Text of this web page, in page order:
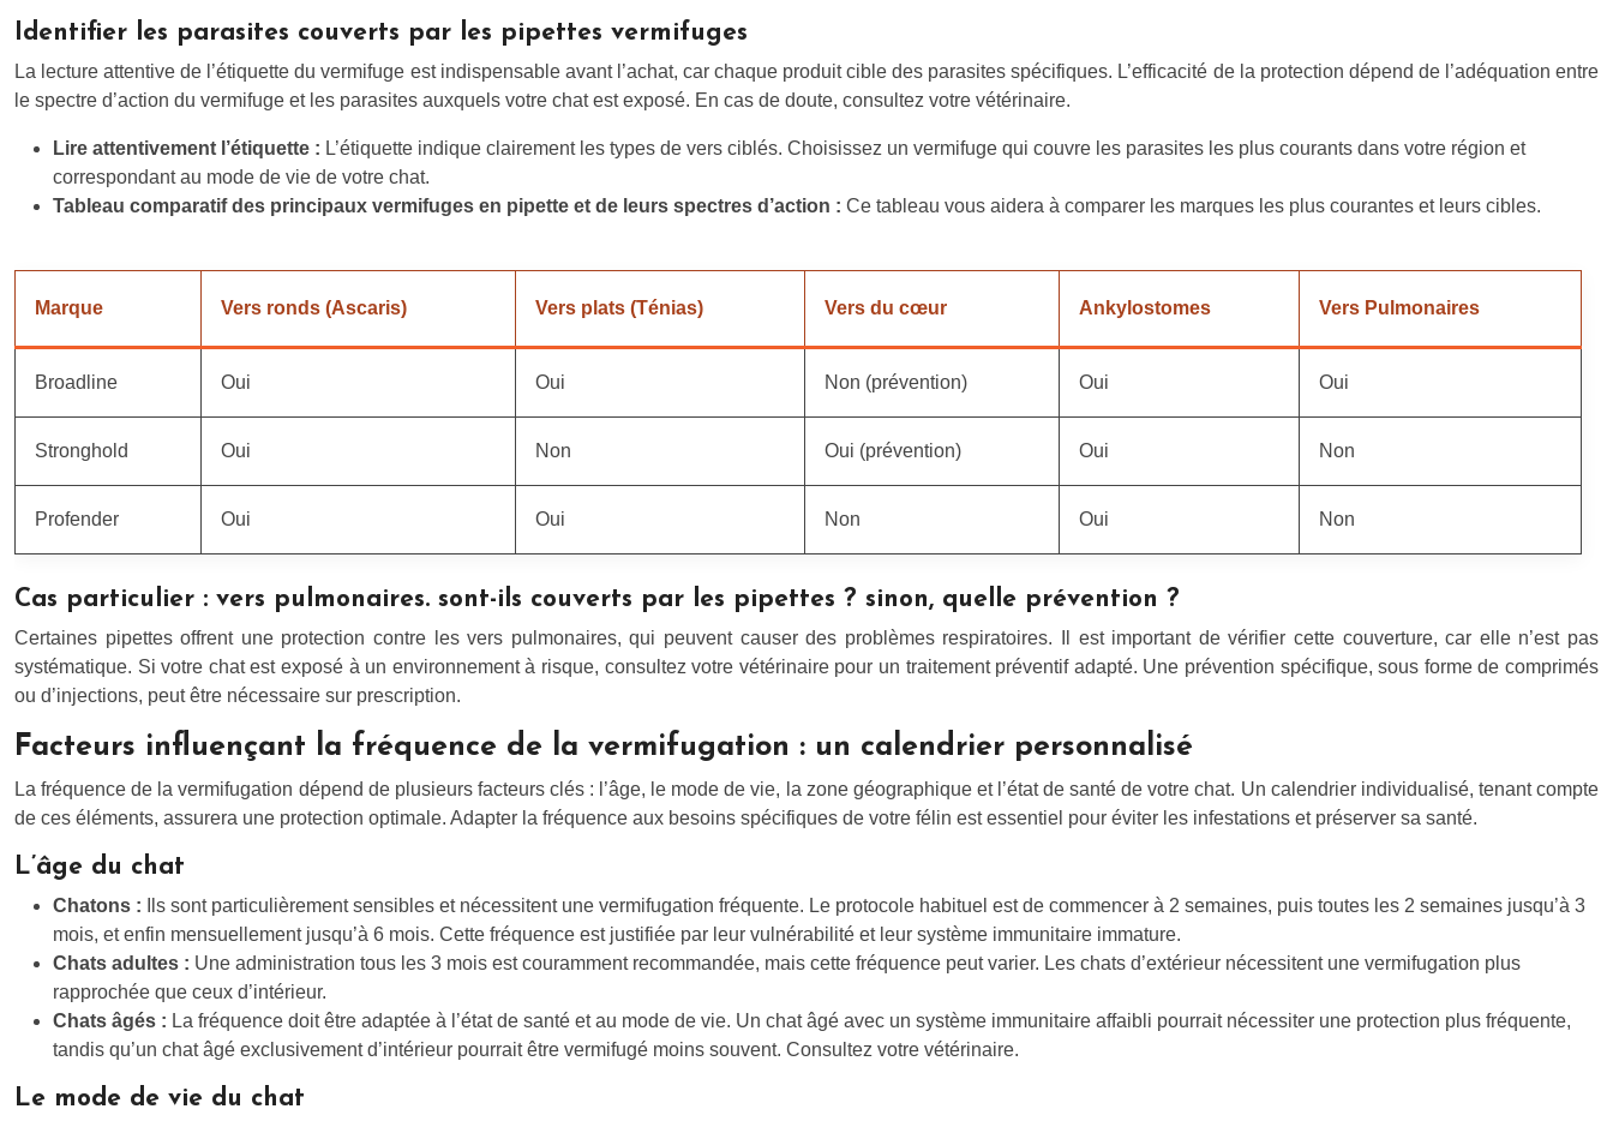
Identifier les parasites couverts par les pipettes vermifuges
La lecture attentive de l’étiquette du vermifuge est indispensable avant l’achat, car chaque produit cible des parasites spécifiques. L’efficacité de la protection dépend de l’adéquation entre
le spectre d’action du vermifuge et les parasites auxquels votre chat est exposé. En cas de doute, consultez votre vétérinaire.
Lire attentivement l’étiquette : L’étiquette indique clairement les types de vers ciblés. Choisissez un vermifuge qui couvre les parasites les plus courants dans votre région et
correspondant au mode de vie de votre chat.
Tableau comparatif des principaux vermifuges en pipette et de leurs spectres d’action : Ce tableau vous aidera à comparer les marques les plus courantes et leurs cibles.
Marque Vers ronds (Ascaris) Vers plats (Ténias) Vers du cœur Ankylostomes Vers Pulmonaires
Broadline Oui Oui Non (prévention) Oui Oui
Stronghold Oui Non Oui (prévention) Oui Non
Profender Oui Oui Non Oui Non
Cas particulier : vers pulmonaires. sont-ils couverts par les pipettes ? sinon, quelle prévention ?
Certaines pipettes offrent une protection contre les vers pulmonaires, qui peuvent causer des problèmes respiratoires. Il est important de vérifier cette couverture, car elle n’est pas
systématique. Si votre chat est exposé à un environnement à risque, consultez votre vétérinaire pour un traitement préventif adapté. Une prévention spécifique, sous forme de comprimés
ou d’injections, peut être nécessaire sur prescription.
Facteurs influençant la fréquence de la vermifugation : un calendrier personnalisé
La fréquence de la vermifugation dépend de plusieurs facteurs clés : l’âge, le mode de vie, la zone géographique et l’état de santé de votre chat. Un calendrier individualisé, tenant compte
de ces éléments, assurera une protection optimale. Adapter la fréquence aux besoins spécifiques de votre félin est essentiel pour éviter les infestations et préserver sa santé.
L’âge du chat
Chatons :
Ils sont particulièrement sensibles et nécessitent une vermifugation fréquente. Le protocole habituel est de commencer à 2 semaines, puis toutes les 2 semaines jusqu’à 3
mois, et enfin mensuellement jusqu’à 6 mois. Cette fréquence est justifiée par leur vulnérabilité et leur système immunitaire immature.
Chats adultes : Une administration tous les 3 mois est couramment recommandée, mais cette fréquence peut varier. Les chats d’extérieur nécessitent une vermifugation plus
rapprochée que ceux d’intérieur.
Chats âgés : La fréquence doit être adaptée à l’état de santé et au mode de vie. Un chat âgé avec un système immunitaire affaibli pourrait nécessiter une protection plus fréquente,
tandis qu’un chat âgé exclusivement d’intérieur pourrait être vermifugé moins souvent. Consultez votre vétérinaire.
Le mode de vie du chat